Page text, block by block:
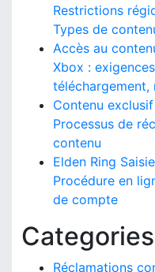
Restrictions
Types de
Accès au
Xbox :
téléchargement,
Contenu
Processus de
contenu
Elden Ring
Procédure en
de compte
Categories
Réclamations